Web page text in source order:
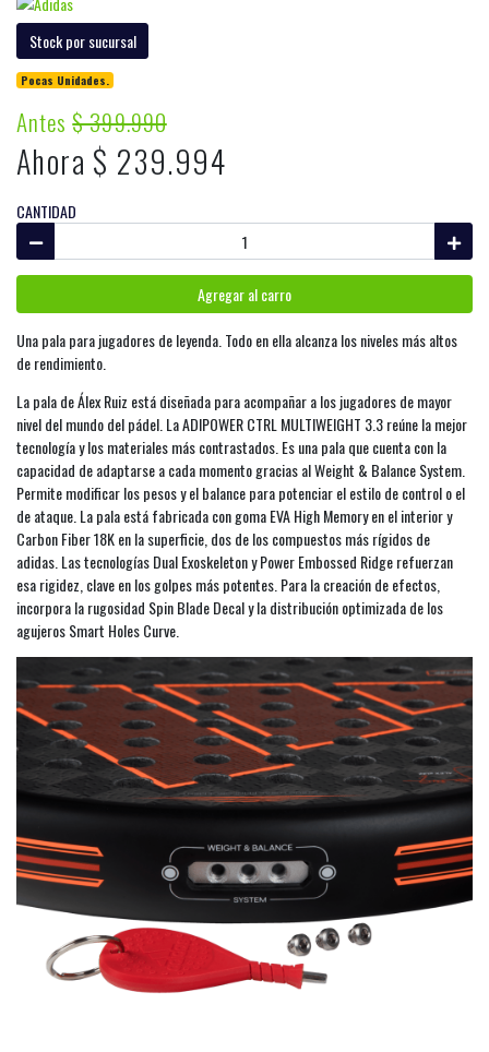
Stock por sucursal
Pocas Unidades.
Antes$ 399.990
Ahora $ 239.994
CANTIDAD
Agregar al carro
Una pala para jugadores de leyenda. Todo en ella alcanza los niveles más altos
de rendimiento.
La pala de Álex Ruiz está diseñada para acompañar a los jugadores de mayor
nivel del mundo del pádel. La ADIPOWER CTRL MULTIWEIGHT 3.3 reúne la mejor
tecnología y los materiales más contrastados. Es una pala que cuenta con la
capacidad de adaptarse a cada momento gracias al Weight & Balance System.
Permite modificar los pesos y el balance para potenciar el estilo de control o el
de ataque. La pala está fabricada con goma EVA High Memory en el interior y
Carbon Fiber 18K en la superficie, dos de los compuestos más rígidos de
adidas. Las tecnologías Dual Exoskeleton y Power Embossed Ridge refuerzan
esa rigidez, clave en los golpes más potentes. Para la creación de efectos,
incorpora la rugosidad Spin Blade Decal y la distribución optimizada de los
agujeros Smart Holes Curve.